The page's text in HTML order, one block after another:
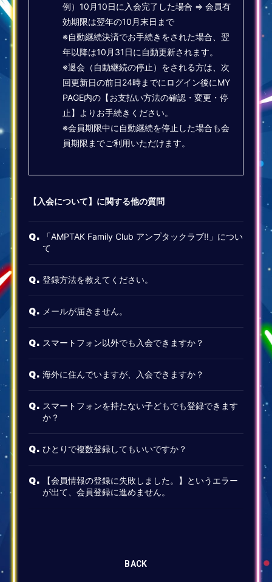
例）10月10日に入会完了した場合 ⇒ 会員有
効期限は翌年の10月末日まで
※自動継続決済でお手続きをされた場合、翌
年以降は10月31日に自動更新されます。
※退会（自動継続の停止）をされる方は、次
回更新日の前日24時までにログイン後にMY
PAGE内の【お支払い方法の確認・変更・停
止】よりお手続きください。
※会員期限中に自動継続を停止した場合も会
員期限までご利用いただけます。
【入会について】に関する他の質問
Q.
「AMPTAK Family Club アンプタックラブ!!」につい
て
Q. 登録方法を教えてください。
Q. メールが届きません。
Q. スマートフォン以外でも入会できますか？
Q. 海外に住んでいますが、入会できますか？
Q. スマートフォンを持たない子どもでも登録できます
か？
Q. ひとりで複数登録してもいいですか？
Q.
【会員情報の登録に失敗しました。】というエラー
が出て、会員登録に進めません。
BACK